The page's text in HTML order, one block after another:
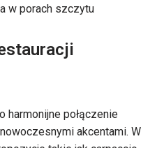
w porach szczytu
harmonijne połączenie
akcentami. W